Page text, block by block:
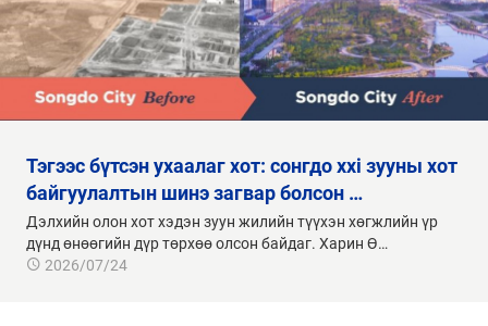
тэгээс бүтсэн ухаалаг хот: сонгдо xxi зууны хот
байгуулалтын шинэ загвар болсон …
Дэлхийн олон хот хэдэн зуун жилийн түүхэн хөгжлийн үр
дүнд өнөөгийн дүр төрхөө олсон байдаг. Харин Ө…
2026/07/24